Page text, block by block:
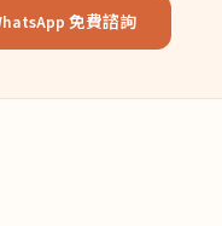
免費諮詢